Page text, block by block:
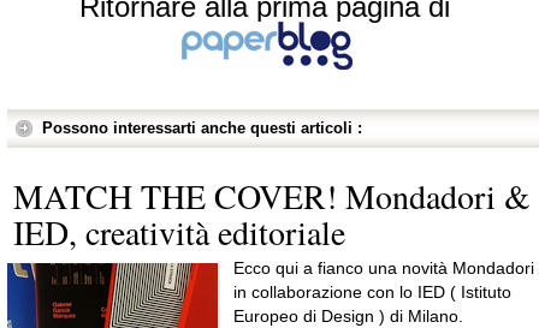
Ritornare alla prima pagina di
Possono interessarti anche questi articoli :
MATCH THE COVER! Mondadori &
IED, creatività editoriale
Ecco qui a fianco una novità Mondadori
in collaborazione con lo IED ( Istituto
Europeo di Design ) di Milano.